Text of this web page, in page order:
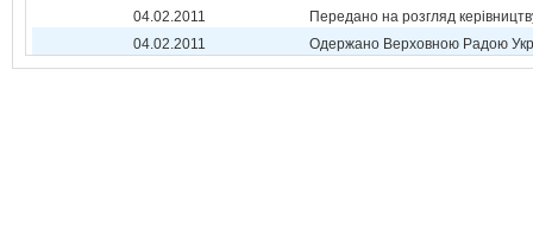
04.02.2011
Передано на розгляд
04.02.2011
Одержано Верховною Радою